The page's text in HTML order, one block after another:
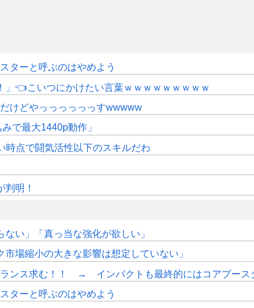
ターと呼ぶのはやめよう
👈こいつにかけたい言葉ｗｗｗｗｗｗｗｗｗ
けどやっっっっっっすwwwww
で最大1440p動作」
時点で闘気活性以下のスキルだわ
明！
い」「真っ当な強化が欲しい」
場縮小の大きな影響は想定していない」
ンス求む！！ → インパクトも最終的にはコアブース
ターと呼ぶのはやめよう